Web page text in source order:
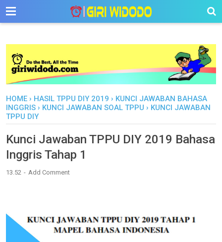
-->
HOME › HASIL TPPU DIY 2019 › KUNCI JAWABAN BAHASA
INGGRIS › KUNCI JAWABAN SOAL TPPU › KUNCI JAWABAN
TPPU DIY
Kunci Jawaban TPPU DIY 2019 Bahasa
Inggris Tahap 1
13.52 Add Comment